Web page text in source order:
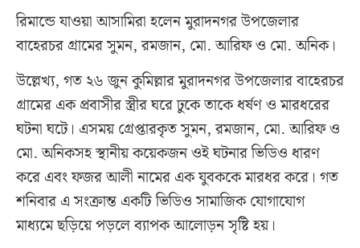
রিমান্ডে যাওয়া আসামিরা হলেন মুরাদনগর উপজেলার
বাহেরচর গ্রামের সুমন, রমজান, মো. আরিফ ও মো. অনিক।
উল্লেখ্য, গত ২৬ জুন কুমিল্লার মুরাদনগর উপজেলার বাহেরচর
গ্রামের এক প্রবাসীর স্ত্রীর ঘরে ঢুকে তাকে ধর্ষণ ও মারধরের
ঘটনা ঘটে। এসময় গ্রেপ্তারকৃত সুমন, রমজান, মো. আরিফ ও
মো. অনিকসহ স্থানীয় কয়েকজন ওই ঘটনার ভিডিও ধারণ
করে এবং ফজর আলী নামের এক যুবককে মারধর করে। গত
শনিবার এ সংক্রান্ত একটি ভিডিও সামাজিক যোগাযোগ
মাধ্যমে ছড়িয়ে পড়লে ব্যাপক আলোড়ন সৃষ্টি হয়।